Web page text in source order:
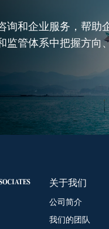
询和企业服务，帮助
监管体系中把握方向
关于我们
公司简介
我们的团队